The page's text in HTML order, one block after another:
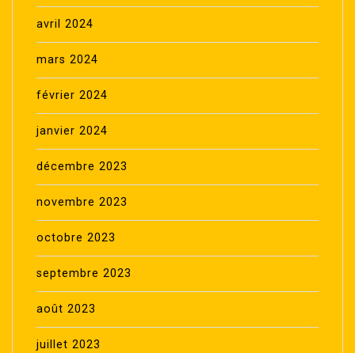
avril 2024
mars 2024
février 2024
janvier 2024
décembre 2023
novembre 2023
octobre 2023
septembre 2023
août 2023
juillet 2023